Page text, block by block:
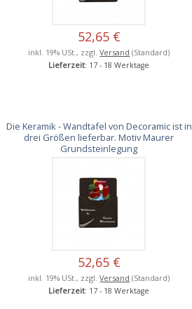
52,65 €
inkl. 19% USt., zzgl.Versand (Standard)
Lieferzeit: 17 - 18 Werktage
Die Keramik - Wandtafel von Decoramic ist in
drei Größen lieferbar. Motiv Maurer
Grundsteinlegung
52,65 €
inkl. 19% USt., zzgl.Versand (Standard)
Lieferzeit: 17 - 18 Werktage